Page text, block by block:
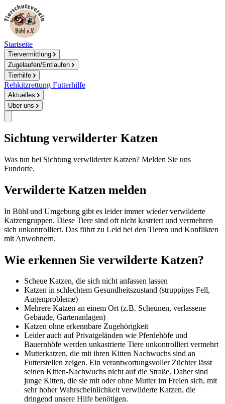
Startseite
Tiervermittlung
Zugelaufen/Entlaufen
Tierhilfe
Rehkitzrettung Futterhilfe
Aktuelles
Über uns
Sichtung verwilderter Katzen
Was tun bei Sichtung verwilderter Katzen? Melden Sie uns
Fundorte.
Verwilderte Katzen melden
In Bühl und Umgebung gibt es leider immer wieder verwilderte
Katzengruppen. Diese Tiere sind oft nicht kastriert und vermehren
sich unkontrolliert. Das führt zu Leid bei den Tieren und Konflikten
mit Anwohnern.
Wie erkennen Sie verwilderte Katzen?
Scheue Katzen, die sich nicht anfassen lassen
Katzen in schlechtem Gesundheitszustand (struppiges Fell,
Augenprobleme)
Mehrere Katzen an einem Ort (z.B. Scheunen, verlassene
Gebäude, Gartenanlagen)
Katzen ohne erkennbare Zugehörigkeit
Leider auch auf Privatgeländen wie Pferdehöfe und
Bauernhöfe werden unkastrierte Tiere unkontrolliert vermehrt
Mutterkatzen, die mit ihren Kitten Nachwuchs sind an
Futterstellen zeigen. Ein verantwortungsvoller Züchter lässt
seinen Kitten-Nachwuchs nicht auf die Straße. Daher sind
junge Kitten, die sie mit oder ohne Mutter im Freien sich, mit
sehr hoher Wahrscheinlichkeit verwilderte Katzen, die
dringend unsere Hilfe benötigen.